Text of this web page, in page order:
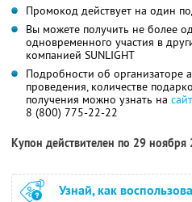
Промокод действует на один
Вы можете получить не более
одновременного участия в
компанией SUNLIGHT
Подробности об организаторе
проведения, количестве
получения можно узнать на
8 (800) 775-22-22
Купон действителен по 29 ноября
Узнай, как